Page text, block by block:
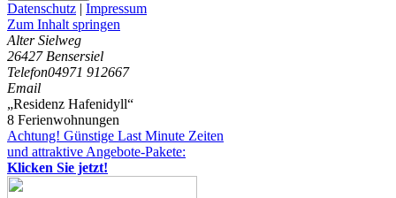
Datenschutz | Impressum
Zum Inhalt springen
Alter Sielweg
26427 Bensersiel
Telefon04971 912667
Email
„Residenz Hafenidyll“
8 Ferienwohnungen
Achtung! Günstige Last Minute Zeiten
und attraktive Angebote-Pakete:
Klicken Sie jetzt!